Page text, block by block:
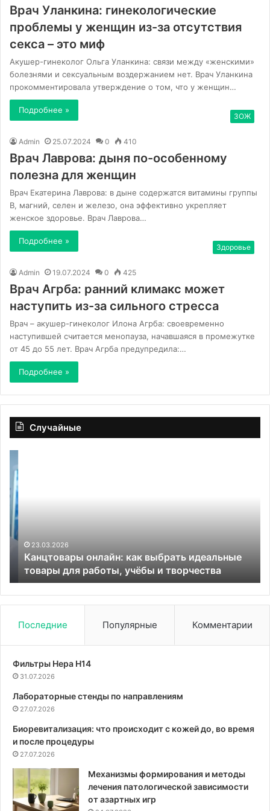
Врач Уланкина: гинекологические
проблемы у женщин из-за отсутствия
секса – это миф
Акушер-гинеколог Ольга Уланкина: связи между «женскими»
болезнями и сексуальным воздержанием нет. Врач Уланкина
прокомментировала утверждение о том, что у женщин…
Подробнее »
ЗОЖ
Admin 25.07.2024 0 410
Врач Лаврова: дыня по-особенному
полезна для женщин
Врач Екатерина Лаврова: в дыне содержатся витамины группы
В, магний, селен и железо, она эффективно укрепляет
женское здоровье. Врач Лаврова…
Подробнее »
Здоровье
Admin 19.07.2024 0 425
Врач Агрба: ранний климакс может
наступить из-за сильного стресса
Врач – акушер-гинеколог Илона Агрба: своевременно
наступившей считается менопауза, начавшаяся в промежутке
от 45 до 55 лет. Врач Агрба предупредила:…
Подробнее »
Случайные
онлайн:
как
выбрать
идеальные
товары
для
работы,
учёбы
творчества
23.03.2026
Канцтовары онлайн: как выбрать идеальные
товары для работы, учёбы и творчества
Последние Популярные Комментарии
Фильтры Hepa Н14
31.07.2026
Лабораторные стенды по направлениям
27.07.2026
Биоревитализация: что происходит с кожей до, во время
и после процедуры
27.07.2026
Механизмы формирования и методы
лечения патологической зависимости
от азартных игр